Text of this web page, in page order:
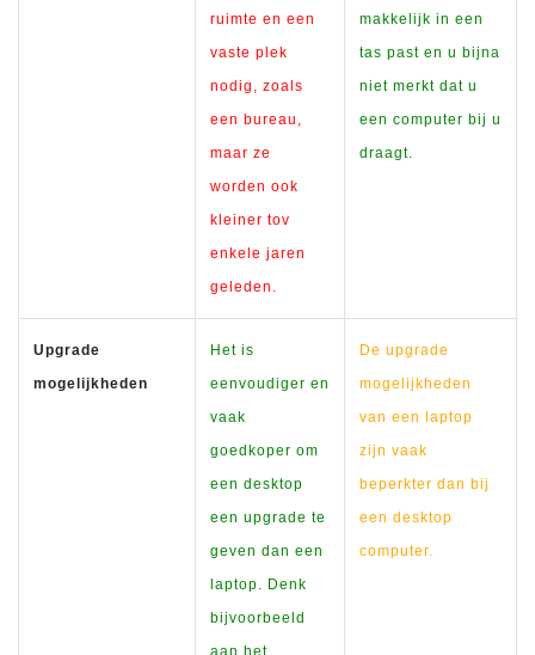
ruimte en een
vaste plek
nodig, zoals
een bureau,
maar ze
worden ook
kleiner tov
enkele jaren
geleden.
makkelijk in een
tas past en u bijna
niet merkt dat u
een computer bij u
draagt.
Upgrade
mogelijkheden
Het is
eenvoudiger en
vaak
goedkoper om
een desktop
een upgrade te
geven dan een
laptop. Denk
bijvoorbeeld
aan het
De upgrade
mogelijkheden
van een laptop
zijn vaak
beperkter dan bij
een desktop
computer.